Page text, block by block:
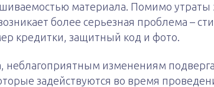
материала. Помимо утраты
более серьезная проблема –
кредитки, защитный код и фото.
неблагоприятным изменениям
задействуются во время